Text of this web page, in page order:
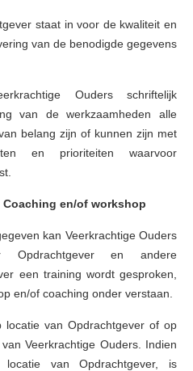
staat in voor de kwaliteit en
van de benodigde gegevens
Ouders schriftelijk
van de werkzaamheden alle
belang zijn of kunnen zijn met
en prioriteiten waarvoor
en/of workshop
kan Veerkrachtige Ouders
Opdrachtgever en andere
een training wordt gesproken,
en/of coaching onder verstaan.
van Opdrachtgever of op
Veerkrachtige Ouders. Indien
van Opdrachtgever, is